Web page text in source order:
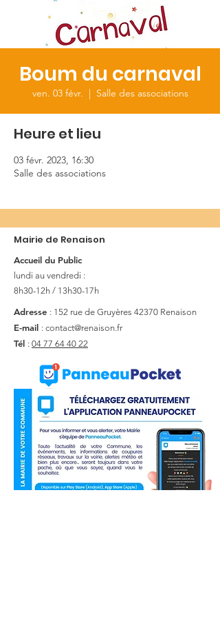
Boum du carnaval
ven. 03 févr.
  |
Salle des associations
Heure et lieu
03 févr. 2023, 16:30
Salle des associations
Mairie de Renaison
Accueil du Public
lundi au vendredi :
8h30-12h / 13h30-17h
Adresse : 152 rue de Gruyères 42370 Renaison
E-mail : contact@renaison.fr
Tél : 04 77 64 40 22